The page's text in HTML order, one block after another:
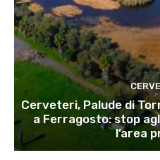
Cerveteri, Palude di
a Ferragosto: stop
l’area